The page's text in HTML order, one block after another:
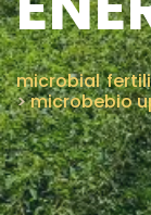
Q&A
CONTÁCTENOS
microbial
>microbebio